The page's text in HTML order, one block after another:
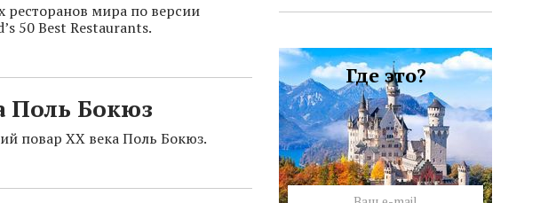
ресторанов мира по версии
50 Best Restaurants.
Поль Бокюз
повар XX века Поль Бокюз.
Где это?